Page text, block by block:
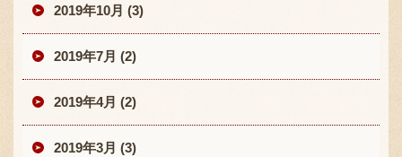
2019年10月 (3)
2019年7月 (2)
2019年4月 (2)
2019年3月 (3)